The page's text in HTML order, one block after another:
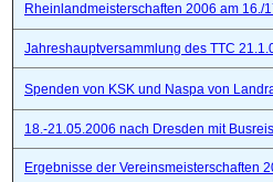
Rheinlandmeisterschaften 2006 am
Jahreshauptversammlung des TTC
Spenden von KSK und Naspa von
18.-21.05.2006 nach Dresden mit
Ergebnisse der Vereinsmeisterschaften